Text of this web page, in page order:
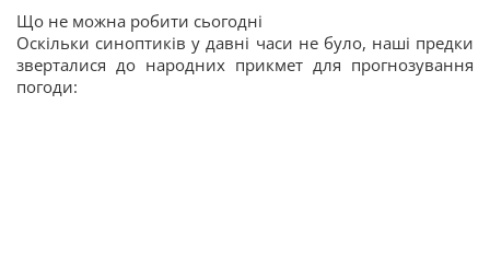
Що не можна робити сьогодні
Оскільки синоптиків у давні часи не було, наші предки
зверталися до народних прикмет для прогнозування
погоди: